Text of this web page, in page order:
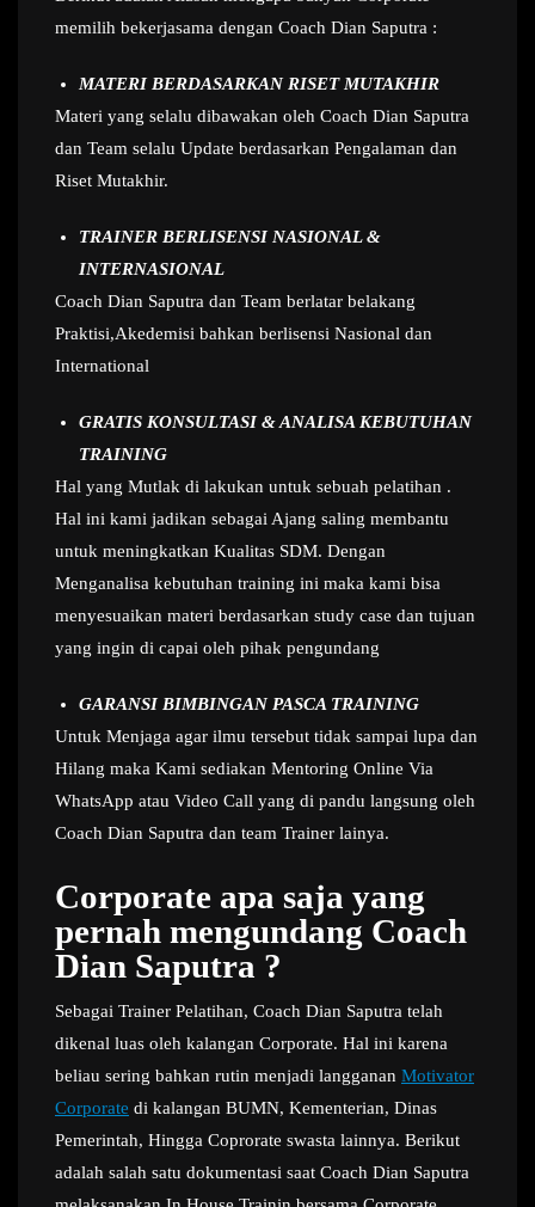
memilih bekerjasama dengan Coach Dian Saputra :
MATERI BERDASARKAN RISET MUTAKHIR
Materi yang selalu dibawakan oleh Coach Dian Saputra
dan Team selalu Update berdasarkan Pengalaman dan
Riset Mutakhir.
TRAINER BERLISENSI NASIONAL &
INTERNASIONAL
Coach Dian Saputra dan Team berlatar belakang
Praktisi,Akedemisi bahkan berlisensi Nasional dan
International
GRATIS KONSULTASI & ANALISA KEBUTUHAN
TRAINING
Hal yang Mutlak di lakukan untuk sebuah pelatihan .
Hal ini kami jadikan sebagai Ajang saling membantu
untuk meningkatkan Kualitas SDM. Dengan
Menganalisa kebutuhan training ini maka kami bisa
menyesuaikan materi berdasarkan study case dan tujuan
yang ingin di capai oleh pihak pengundang
GARANSI BIMBINGAN PASCA TRAINING
Untuk Menjaga agar ilmu tersebut tidak sampai lupa dan
Hilang maka Kami sediakan Mentoring Online Via
WhatsApp atau Video Call yang di pandu langsung oleh
Coach Dian Saputra dan team Trainer lainya.
Corporate apa saja yang
pernah mengundang Coach
Dian Saputra ?
Sebagai Trainer Pelatihan, Coach Dian Saputra telah
dikenal luas oleh kalangan Corporate. Hal ini karena
beliau sering bahkan rutin menjadi langganan Motivator
Corporate di kalangan BUMN, Kementerian, Dinas
Pemerintah, Hingga Coprorate swasta lainnya. Berikut
adalah salah satu dokumentasi saat Coach Dian Saputra